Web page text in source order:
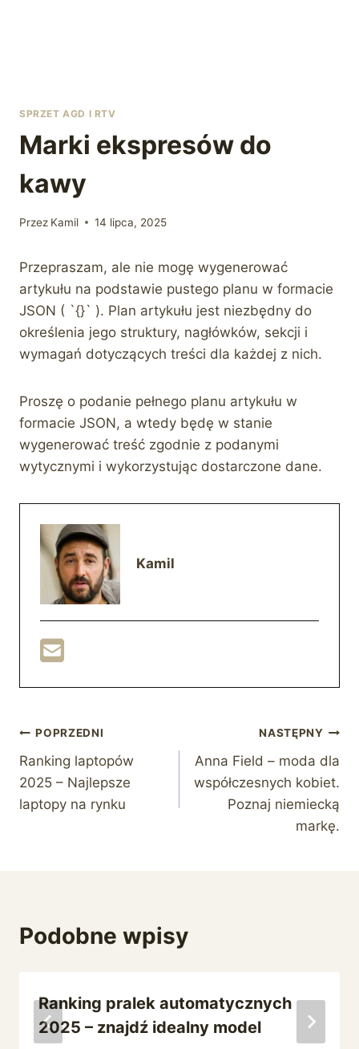
SPRZET AGD I RTV
Marki ekspresów do
kawy
Przez Kamil 14 lipca, 2025
Przepraszam, ale nie mogę wygenerować
artykułu na podstawie pustego planu w formacie
JSON ( `{}` ). Plan artykułu jest niezbędny do
określenia jego struktury, nagłówków, sekcji i
wymagań dotyczących treści dla każdej z nich.
Proszę o podanie pełnego planu artykułu w
formacie JSON, a wtedy będę w stanie
wygenerować treść zgodnie z podanymi
wytycznymi i wykorzystując dostarczone dane.
Kamil
Nawigacja
wpisu
POPRZEDNI
Ranking laptopów
2025 – Najlepsze
laptopy na rynku
NASTĘPNY
Anna Field – moda dla
współczesnych kobiet.
Poznaj niemiecką
markę.
Podobne wpisy
Ranking pralek automatycznych
2025 – znajdź idealny model